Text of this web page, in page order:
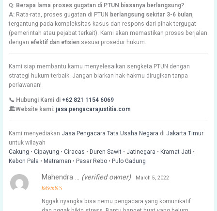
Q: Berapa lama proses gugatan di PTUN biasanya berlangsung?
A: Rata-rata, proses gugatan di PTUN berlangsung sekitar 3-6 bulan,
tergantung pada kompleksitas kasus dan respons dari pihak tergugat
(pemerintah atau pejabat terkait). Kami akan memastikan proses berjalan
dengan efektif dan efisien sesuai prosedur hukum.
Kami siap membantu kamu menyelesaikan sengketa PTUN dengan
strategi hukum terbaik. Jangan biarkan hak-hakmu dirugikan tanpa
perlawanan!
📞 Hubungi Kami di+62 821 1154 6069
🏛️Website kami: jasa.pengacarajustitia.com
Kami menyediakan Jasa Pengacara Tata Usaha Negara di Jakarta Timur
untuk wilayah
Cakung •Cipayung •Ciracas •Duren Sawit • Jatinegara •Kramat Jati •
Kebon Pala •Matraman •Pasar Rebo •Pulo Gadung
Rated
out of 5
Mahendra … (verified owner) March 5, 2022
Nggak nyangka bisa nemu pengacara yang komunikatif